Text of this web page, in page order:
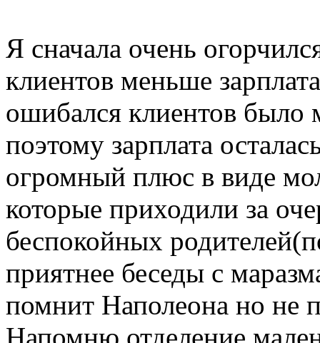
Я сначала очень
клиентов меньше
ошибался клиентов
поэтому зарплата
огромный плюс в виде
которые приходили за
беспокойных
приятнее беседы с
помнит Наполеона но не
Напомню отделение